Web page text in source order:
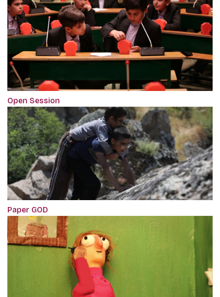
Open Session
Paper GOD